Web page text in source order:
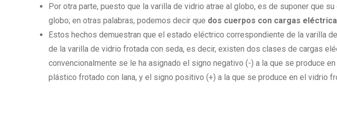
Por otra parte, puesto que la varilla de vidrio atrae al globo, es de suponer que
globo; en otras palabras, podemos decir que dos cuerpos con cargas
Estos hechos demuestran que el estado eléctrico correspondiente de la varilla
de la varilla de vidrio frotada con seda, es decir, existen dos clases de cargas
convencionalmente se le ha asignado el signo negativo (-) a la que se produce
plástico frotado con lana, y el signo positivo (+) a la que se produce en el vidrio